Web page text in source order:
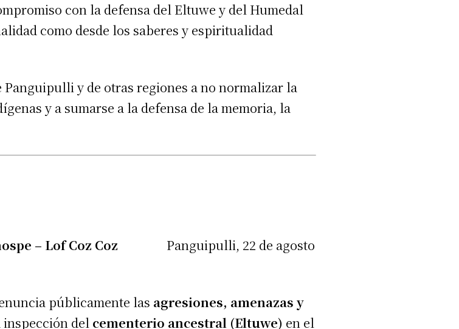
l
e
f
c
con la defensa del Eltuwe y del Humedal
como desde los saberes y espiritualidad
y de otras regiones a no normalizar la
y a sumarse a la defensa de la memoria, la
– Lof Coz Coz Panguipulli, 22 de agosto
públicamente las agresiones, amenazas y
del cementerio ancestral (Eltuwe) en el